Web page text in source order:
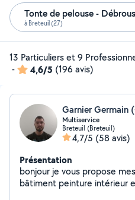
Tonte de pelouse -
à Breteuil (27)
13 Particuliers et 9
-
4,6/5 (196 avis)
Garnier Germain
Multiservice
Breteuil (Breteuil)
4,7/5 (58 avis)
Présentation
bonjour je vous propose
bâtiment peinture intérieur